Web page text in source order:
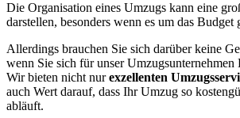
Die Organisation eines Umzugs kann eine
darstellen, besonders wenn es um das Budget
Allerdings brauchen Sie sich darüber keine
wenn Sie sich für unser Umzugsunternehmen
Wir bieten nicht nurexzellenten
auch Wert darauf, dass Ihr Umzug so
abläuft.